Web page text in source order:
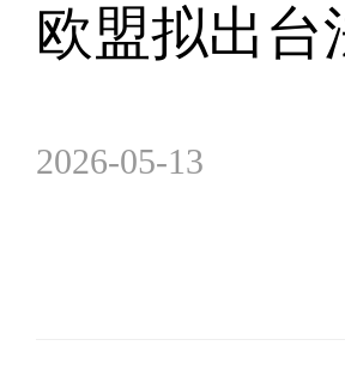
欧盟拟出台
2026-05-13